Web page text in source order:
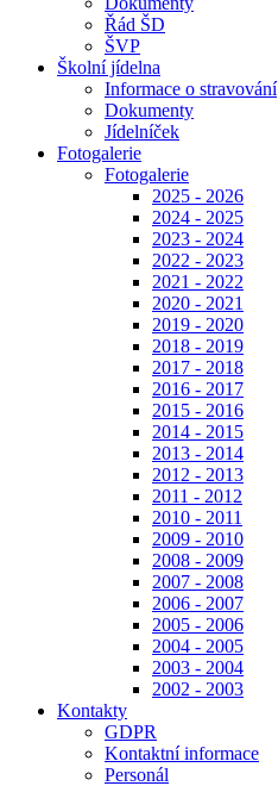
Řád ŠD
ŠVP
Školní jídelna
Informace o stravování
Dokumenty
Jídelníček
Fotogalerie
Fotogalerie
2025 - 2026
2024 - 2025
2023 - 2024
2022 - 2023
2021 - 2022
2020 - 2021
2019 - 2020
2018 - 2019
2017 - 2018
2016 - 2017
2015 - 2016
2014 - 2015
2013 - 2014
2012 - 2013
2011 - 2012
2010 - 2011
2009 - 2010
2008 - 2009
2007 - 2008
2006 - 2007
2005 - 2006
2004 - 2005
2003 - 2004
2002 - 2003
Kontakty
GDPR
Kontaktní informace
Personál